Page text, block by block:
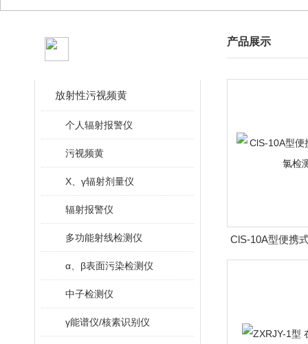
放射性污视频黄
个人辐射报警仪
污视频黄
X、γ辐射剂量仪
辐射报警仪
多功能射线检测仪
α、β表面污染检测仪
中子检测仪
γ能谱仪/核素识别仪
产品展示
ClS-10A型便携
测